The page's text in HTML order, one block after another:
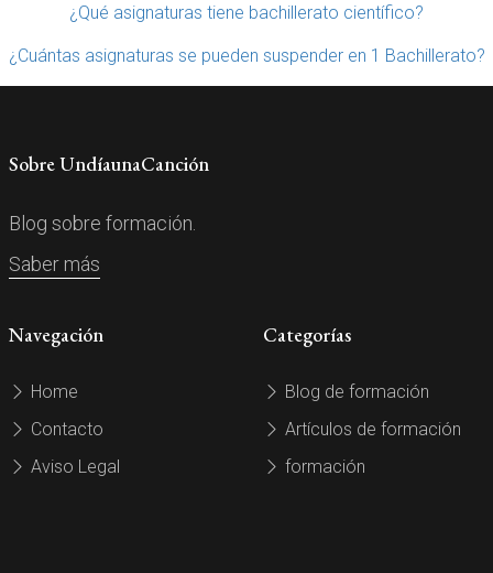
¿Qué asignaturas tiene bachillerato científico?
¿Cuántas asignaturas se pueden suspender en 1 Bachillerato?
Sobre UndíaunaCanción
Blog sobre formación.
Saber más
Navegación
Home
Contacto
Aviso Legal
Categorías
Blog de formación
Artículos de formación
formación